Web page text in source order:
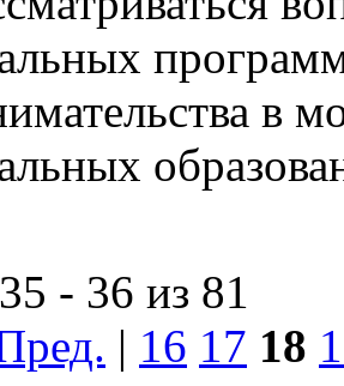
в
- 36 из 81
| 16 17 18